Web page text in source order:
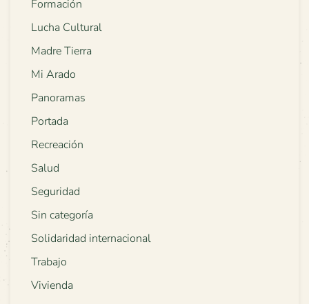
Formación
Lucha Cultural
Madre Tierra
Mi Arado
Panoramas
Portada
Recreación
Salud
Seguridad
Sin categoría
Solidaridad internacional
Trabajo
Vivienda